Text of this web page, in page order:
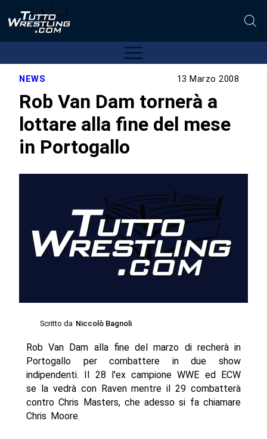
NEWS 13 Marzo 2008
Rob Van Dam tornerà a
lottare alla fine del mese
in Portogallo
Scritto da Niccolò Bagnoli
Rob Van Dam alla fine del marzo di recherà in
Portogallo per combattere in due show
indipendenti. Il 28 l'ex campione WWE ed ECW
se la vedrà con Raven mentre il 29 combatterà
contro Chris Masters, che adesso si fa chiamare
Chris Moore.